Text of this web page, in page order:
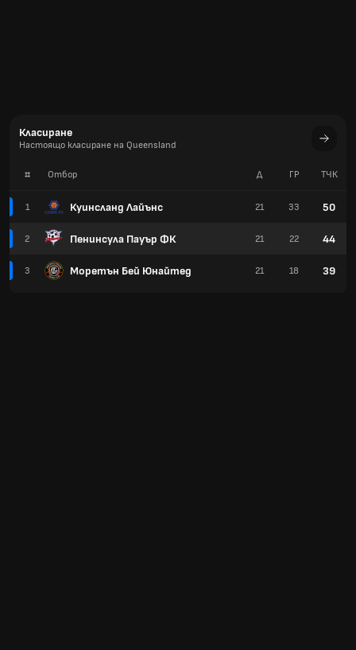
Класиране
Настоящо класиране на Queensland
# Отбор
1 Куинсланд Лайънс
2 Пенинсула Пауър ФК
3 Моретън Бей Юнайтед
Д ГР TЧК
21 33 50
21 22 44
21 18 39